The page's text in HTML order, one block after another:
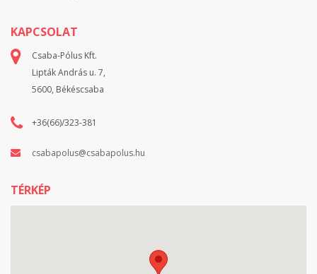
KAPCSOLAT
Csaba-Pólus Kft.
Lipták András u. 7,
5600, Békéscsaba
+36(66)/323-381
csabapolus@csabapolus.hu
TÉRKÉP